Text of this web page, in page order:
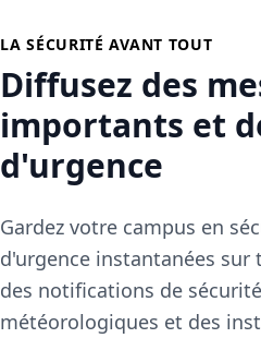
LA SÉCURITÉ AVANT TOUT
Diffusez des
importants et
d'urgence
Gardez votre campus en
d'urgence instantanées sur
des notifications de
météorologiques et des